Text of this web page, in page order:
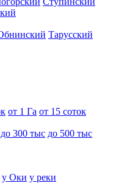
Тарусский
от 1 Га от 15 соток
до 300 тыс до 500 тыс
у Оки у реки